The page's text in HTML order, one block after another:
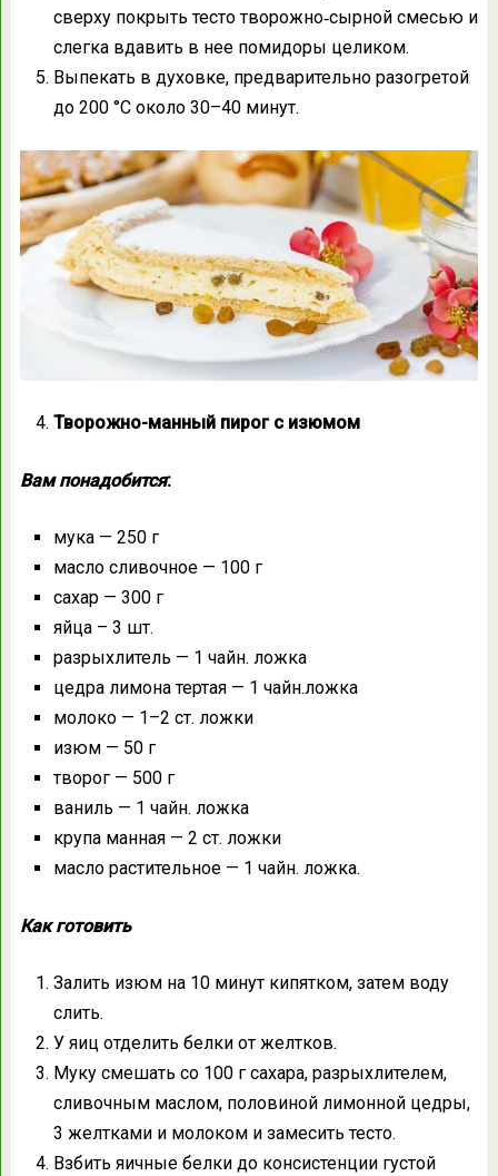
сверху покрыть тесто творожно‑сырной смесью и
слегка вдавить в нее помидоры целиком.
Выпекать в духовке, предварительно разогретой
до 200 °С около 30–40 минут.
Творожно-манный пирог с изюмом
Вам понадобится:
мука — 250 г
масло сливочное — 100 г
сахар — 300 г
яйца – 3 шт.
разрыхлитель — 1 чайн. ложка
цедра лимона тертая — 1 чайн.ложка
молоко — 1–2 ст. ложки
изюм — 50 г
творог — 500 г
ваниль — 1 чайн. ложка
крупа манная — 2 ст. ложки
масло растительное — 1 чайн. ложка.
Как готовить
Залить изюм на 10 минут кипятком, затем воду
слить.
У яиц отделить белки от желтков.
Муку смешать со 100 г сахара, разрыхлителем,
сливочным маслом, половиной лимонной цедры,
3 желтками и молоком и замесить тесто.
Взбить яичные белки до консистенции густой